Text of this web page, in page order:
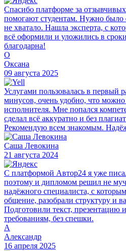
Спасибо платформе за
помогают студентам. Нужно было
не хватало. Нашла эксперта, с
всё оформили и уложились в
благодарна!
О
Оксана
09 августа 2025
Услугами пользовалась в первый
минусов, очень удобно, что можно
исполнителя. Мне попался
сделал всё аккуратно и без
Рекомендую всем знакомым.
Саша Левокина
21 августа 2024
С платформой Автор24 я уже
поэтому и дипломом решил не
надёжного специалиста, с
общение, разобрали структуру и
Подготовили текст, презентацию
требованиям, без спешки.
А
Александр
16 апреля 2025